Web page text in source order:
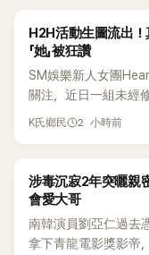
首度以演員身分復出
一句台詞卻突然被韓
K-POP
H2H活動生圖流出！
「她」被狂讚
SM娛樂新人女團
關注，近日一組未經
烈討論，不少看過本
K氏鄉民 2 小時前
韓星
涉毒沉寂2年突曬親
會愛大哥
南韓演員劉亞仁過去
拿下青龍電影獎影帝